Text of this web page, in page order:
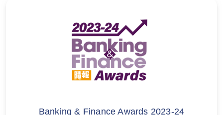
(d)探險、跋涉、附有裝備之登山運動或類似旅
程；需要高度專業技術、或使用極度體力、或於
極端環境下進行、或需使用特別器材或工具的活
為主要交通工具的受保旅程 （受保於第10節 - 業
Banking & Finance Awards 2023-24